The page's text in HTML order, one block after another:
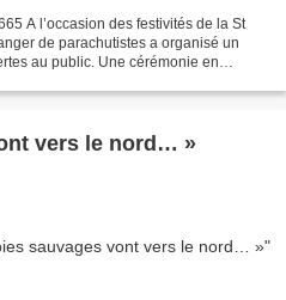
A l’occasion des festivités de la St
de parachutistes a organisé un
au public. Une cérémonie en
vers le nord… »